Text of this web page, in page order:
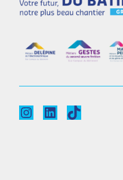
Instagram
LinkedIn
TikTok